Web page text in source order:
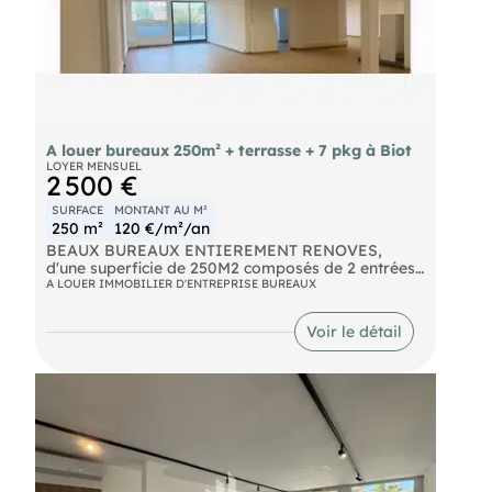
A louer bureaux 250m² + terrasse + 7 pkg à Biot
LOYER MENSUEL
2 500 €
SURFACE
250 m²
MONTANT AU M²
120 €/m²/an
BEAUX BUREAUX ENTIEREMENT RENOVES,
d'une superficie de 250M2 composés de 2 entrées
indépendantes, de 2 espaces organisés en open
Les locaux qui bénéficient d'une grande terrasse
de 43M2 sont loués avec 7 places de parking
- Immeuble, bureaux et sanitaires accessibles aux
Personnes A Mobilité réduite
A LOUER IMMOBILIER D'ENTREPRISE BUREAUX
Voir le détail